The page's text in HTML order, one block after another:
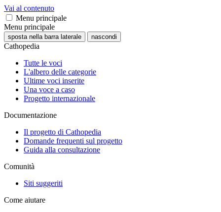
Vai al contenuto
Menu principale
Menu principale
sposta nella barra laterale nascondi
Cathopedia
Tutte le voci
L'albero delle categorie
Ultime voci inserite
Una voce a caso
Progetto internazionale
Documentazione
Il progetto di Cathopedia
Domande frequenti sul progetto
Guida alla consultazione
Comunità
Siti suggeriti
Come aiutare